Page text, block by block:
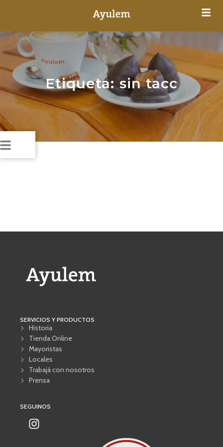
Etiqueta: sin tacc
SERVICIOS Y PRODUCTOS
Historia
Tienda Online
Mayoristas
Locales
Trabajá con nosotros
Prensa
SEGUINOS